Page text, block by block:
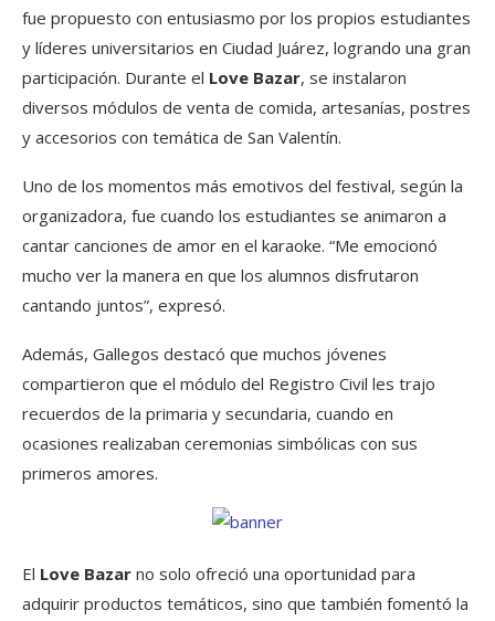
fue propuesto con entusiasmo por los propios estudiantes
y líderes universitarios en Ciudad Juárez, logrando una gran
participación. Durante el Love Bazar, se instalaron
diversos módulos de venta de comida, artesanías, postres
y accesorios con temática de San Valentín.
Uno de los momentos más emotivos del festival, según la
organizadora, fue cuando los estudiantes se animaron a
cantar canciones de amor en el karaoke. “Me emocionó
mucho ver la manera en que los alumnos disfrutaron
cantando juntos”, expresó.
Además, Gallegos destacó que muchos jóvenes
compartieron que el módulo del Registro Civil les trajo
recuerdos de la primaria y secundaria, cuando en
ocasiones realizaban ceremonias simbólicas con sus
primeros amores.
El Love Bazar no solo ofreció una oportunidad para
adquirir productos temáticos, sino que también fomentó la